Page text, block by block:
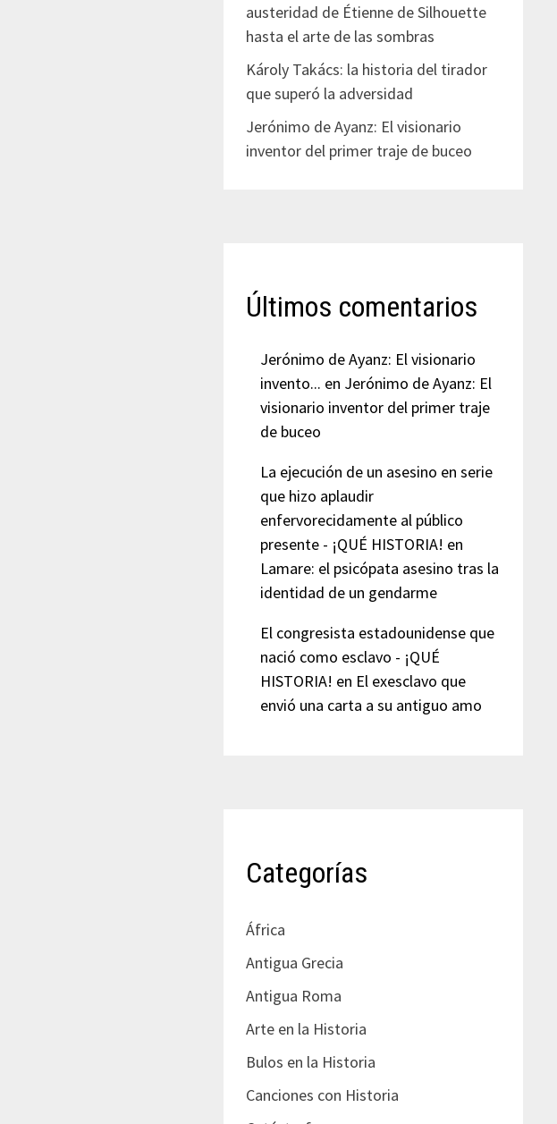
austeridad de Étienne de Silhouette
hasta el arte de las sombras
Károly Takács: la historia del tirador
que superó la adversidad
Jerónimo de Ayanz: El visionario
inventor del primer traje de buceo
Últimos comentarios
Jerónimo de Ayanz: El visionario
invento... en Jerónimo de Ayanz: El
visionario inventor del primer traje
de buceo
La ejecución de un asesino en serie
que hizo aplaudir
enfervorecidamente al público
presente - ¡QUÉ HISTORIA! en
Lamare: el psicópata asesino tras la
identidad de un gendarme
El congresista estadounidense que
nació como esclavo - ¡QUÉ
HISTORIA! en El exesclavo que
envió una carta a su antiguo amo
Categorías
África
Antigua Grecia
Antigua Roma
Arte en la Historia
Bulos en la Historia
Canciones con Historia